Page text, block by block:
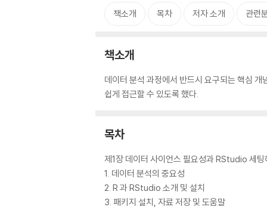
책소개 목차 저자 소개 관련
책소개
데이터 분석 과정에서 반드시 요구되는 핵심
쉽게 접근할 수 있도록 했다.
목차
제1장 데이터 사이언스 필요성과 RStudio 세팅
1. 데이터 분석의 중요성
2. R 과 RStudio 소개 및 설치
3. 패키지 설치, 자료 저장 및 도움말